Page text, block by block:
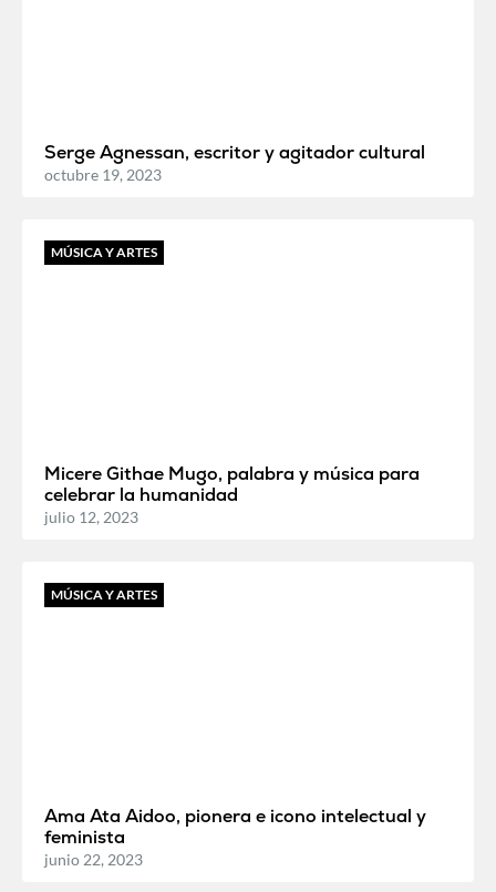
Serge Agnessan, escritor y agitador cultural
octubre 19, 2023
MÚSICA Y ARTES
Micere Githae Mugo, palabra y música para
celebrar la humanidad
julio 12, 2023
MÚSICA Y ARTES
Ama Ata Aidoo, pionera e icono intelectual y
feminista
junio 22, 2023